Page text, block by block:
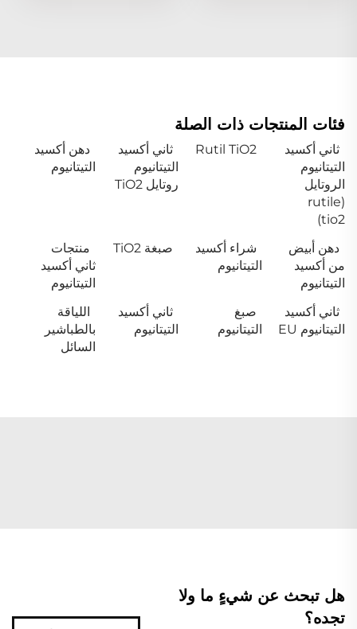
فئات المنتجات ذات الصلة
ثاني أكسيد
التيتانيوم
الروتايل
(rutile
tio2)
Rutil TiO2
ثاني أكسيد
التيتانيوم
روتايل TiO2
دهن أكسيد
التيتانيوم
دهن أبيض
من أكسيد
التيتانيوم
شراء أكسيد
التيتانيوم
صبغة TiO2
منتجات
ثاني أكسيد
التيتانيوم
ثاني أكسيد
التيتانيوم EU
صبغ
التيتانيوم
ثاني أكسيد
التيتانيوم
اللياقة
بالطباشير
السائل
هل تبحث عن شيءٍ ما ولا
تجده؟